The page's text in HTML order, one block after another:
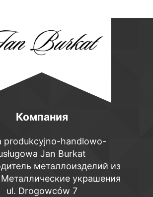
Компания
produkcyjno-handlowo-
Jan Burkat
металлоизделий из
украшения
ul. Drogowców 7